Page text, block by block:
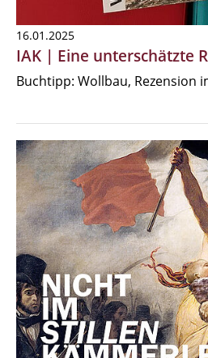
16.01.2025
IAK | Eine unterschätzte
Buchtipp: Wollbau, Rezension